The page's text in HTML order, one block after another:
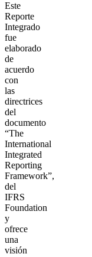
Este
Reporte
Integrado
fue
elaborado
de
acuerdo
con
las
directrices
del
documento
“The
International
Integrated
Reporting
Framework”,
del
IFRS
Foundation
y
ofrece
una
visión